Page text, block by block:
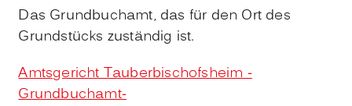
Das Grundbuchamt, das für den Ort des
Grundstücks zuständig ist.
Amtsgericht Tauberbischofsheim -
Grundbuchamt-